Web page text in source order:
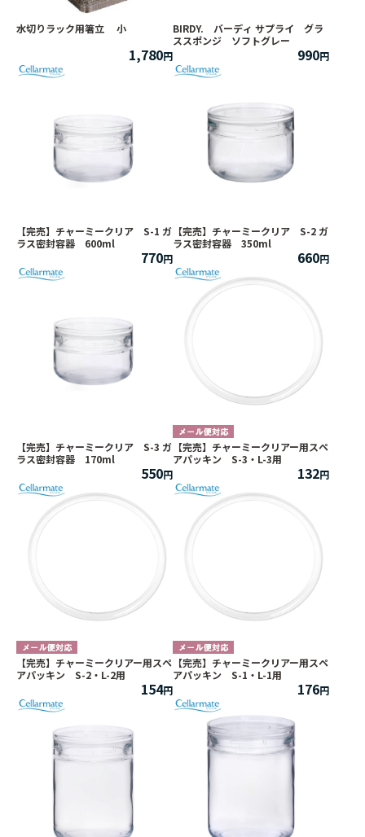
水切りラック用箸立 小
1,780
BIRDY. バーディ サプライ グラ
ススポンジ ソフトグレー
990
【完売】チャーミークリア S-1 ガ
ラス密封容器 600ml
770
【完売】チャーミークリア S-2 ガ
ラス密封容器 350ml
660
【完売】チャーミークリア S-3 ガ
ラス密封容器 170ml
550
【完売】チャーミークリアー用スペ
アパッキン S-3・L-3用
132
【完売】チャーミークリアー用スペ
アパッキン S-2・L-2用
154
【完売】チャーミークリアー用スペ
アパッキン S-1・L-1用
176